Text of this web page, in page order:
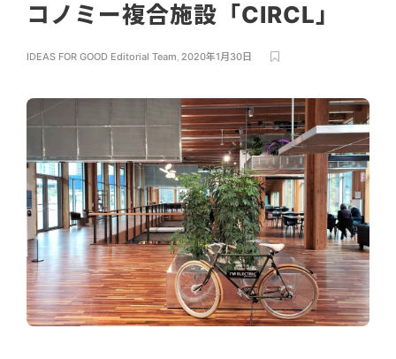
コノミー複合施設「CIRCL」
IDEAS FOR GOOD Editorial Team, 2020年1月30日